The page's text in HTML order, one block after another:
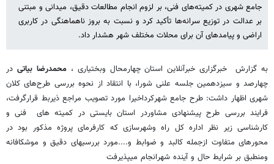
جامع شهری در کمیته‌های فنی، بر لزوم انجام مطالعات دقیق، میدانی و مبتنی
بر عدالت در توزیع سرانه‌ها تأکید کرد و نسبت به بروز ناهماهنگی در کاربری
اراضی و پیامدهای آن برای محلات مختلف شهر هشدار داد.
به گزارش خبرگزاری خبرآنلاین استان چهارمحال وبختیاری ،محمدرضا بیاتی در
چهارصد و سیزدهمین جلسه علنی شورا، با انتقاد از نحوه بررسی طرح‌های کلان
شهری اظهار داشت: طرح جامع شهرکرداخیرا مورد تصویب مراجع ذیربط قرارگرفت،
فرایند بررسی طرح پیشنهادی مشاوردر استان بایستی در کمیته های فنی و
کارشناسی زیر نظر اداره کل راه وشهرسازی که کارفرمای پروژه مذکور بود در
محورهای متفاوت ازجمله کالبد و ضوابط و....مورد بررسیهای دقیق و موشکافانه
ومنطبق بر شرایط حال و آینده شهرانجام میپذیرفت